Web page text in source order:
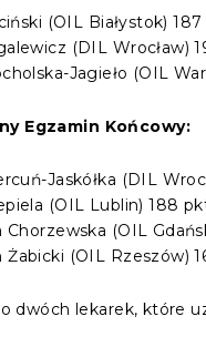
(OIL Białystok)
(DIL Wrocław)
Jagieło (OIL
Egzamin Końcowy:
Jaskółka (DIL
(OIL Lublin) 188
(OIL
(OIL Rzeszów)
dwóch lekarek, które